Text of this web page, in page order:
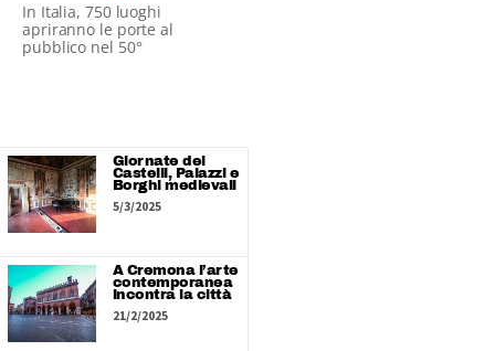
In Italia, 750 luoghi
apriranno le porte al
pubblico nel 50°
Giornate dei
Castelli, Palazzi e
Borghi medievali
5/3/2025
A Cremona l’arte
contemporanea
incontra la città
21/2/2025